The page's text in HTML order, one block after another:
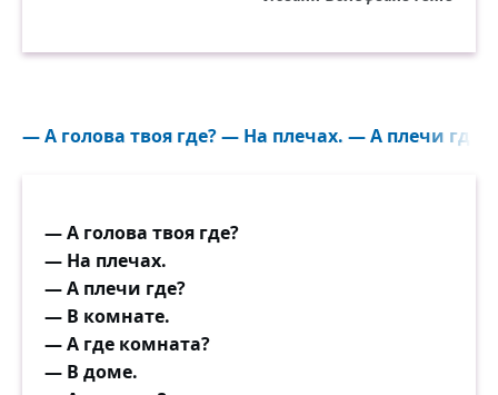
— А голова твоя где? — На плечах. — А плечи
— А голова твоя где?
— На плечах.
— А плечи где?
— В комнате.
— А где комната?
— В доме.